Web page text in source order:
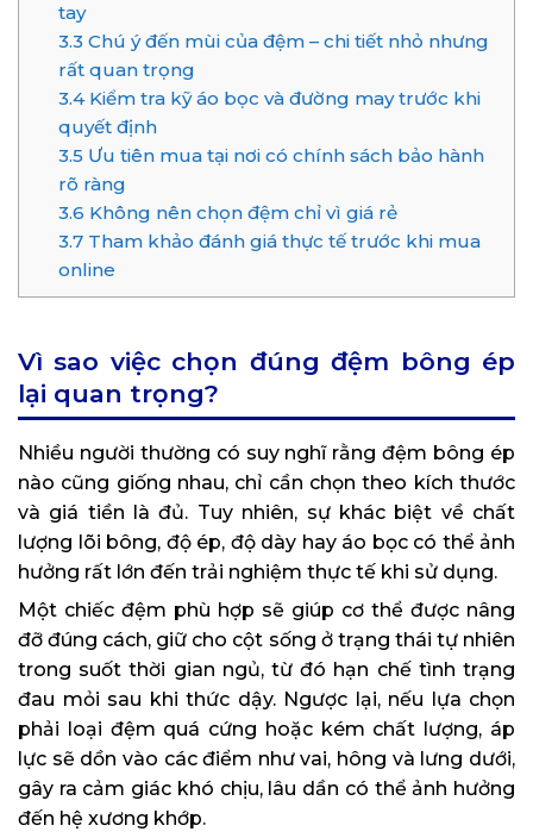
tay
3.3 Chú ý đến mùi của đệm – chi tiết nhỏ nhưng
rất quan trọng
3.4Kiểm tra kỹ áo bọc và đường may trước khi
quyết định
3.5 Ưu tiên mua tại nơi có chính sách bảo hành
rõ ràng
3.6 Không nên chọn đệm chỉ vì giá rẻ
3.7Tham khảo đánh giá thực tế trước khi mua
online
Vì sao việc chọn đúng đệm bông ép
lại quan trọng?
Nhiều người thường có suy nghĩ rằng đệm bông ép
nào cũng giống nhau, chỉ cần chọn theo kích thước
và giá tiền là đủ. Tuy nhiên, sự khác biệt về chất
lượng lõi bông, độ ép, độ dày hay áo bọc có thể ảnh
hưởng rất lớn đến trải nghiệm thực tế khi sử dụng.
Một chiếc đệm phù hợp sẽ giúp cơ thể được nâng
đỡ đúng cách, giữ cho cột sống ở trạng thái tự nhiên
trong suốt thời gian ngủ, từ đó hạn chế tình trạng
đau mỏi sau khi thức dậy. Ngược lại, nếu lựa chọn
phải loại đệm quá cứng hoặc kém chất lượng, áp
lực sẽ dồn vào các điểm như vai, hông và lưng dưới,
gây ra cảm giác khó chịu, lâu dần có thể ảnh hưởng
đến hệ xương khớp.